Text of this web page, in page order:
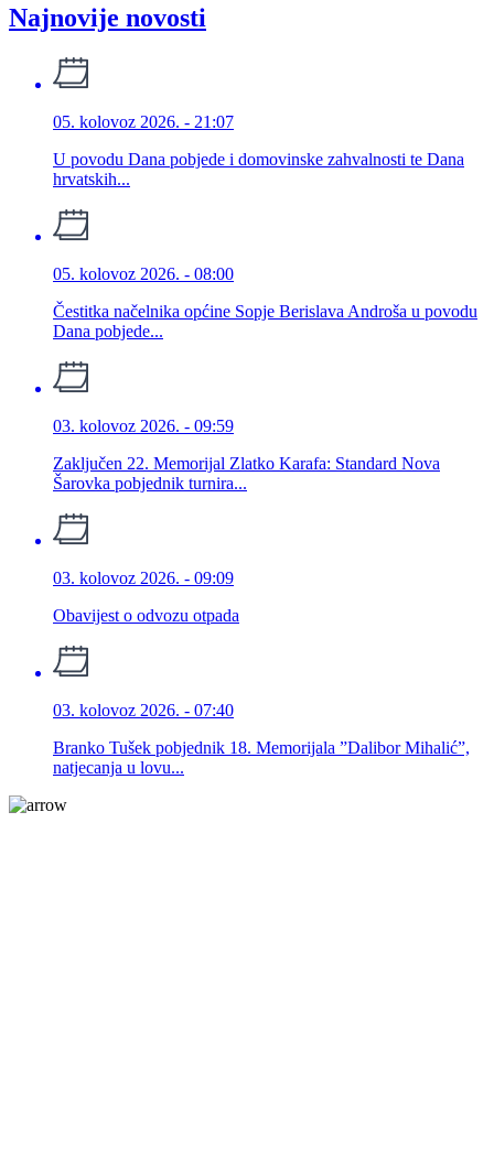
Najnovije novosti
05. kolovoz 2026. - 21:07
U povodu Dana pobjede i domovinske zahvalnosti te Dana
hrvatskih...
05. kolovoz 2026. - 08:00
Čestitka načelnika općine Sopje Berislava Androša u povodu
Dana pobjede...
03. kolovoz 2026. - 09:59
Zaključen 22. Memorijal Zlatko Karafa: Standard Nova
Šarovka pobjednik turnira...
03. kolovoz 2026. - 09:09
Obavijest o odvozu otpada
03. kolovoz 2026. - 07:40
Branko Tušek pobjednik 18. Memorijala ”Dalibor Mihalić”,
natjecanja u lovu...